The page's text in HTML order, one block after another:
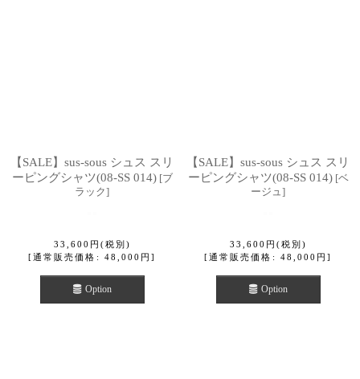
【SALE】sus-sous シュス スリ
ーピングシャツ(08-SS 014) [ブ
ラック]
33,600 円 (税別)
[通常販売価格 : 48,000 円 ]
Option
【SALE】sus-sous シュス スリ
ーピングシャツ(08-SS 014) [ベ
ージュ ]
33,600 円 (税別)
[通常販売価格 : 48,000 円 ]
Option